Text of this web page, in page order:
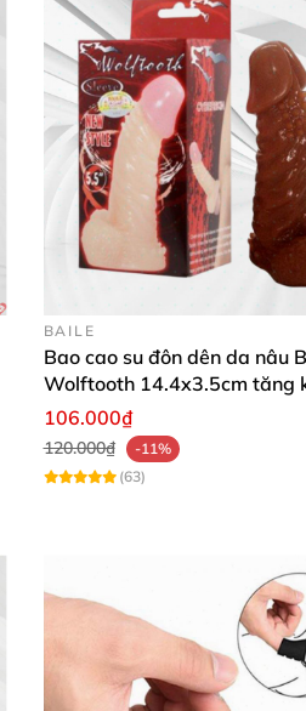
BAILE
Bao cao su đôn dên da nâu
Wolftooth 14.4x3.5cm tăng
thước hoàn hảo
106.000₫
120.000₫
-11%
(63)